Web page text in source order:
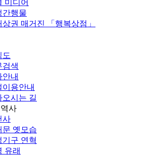
미디어
간행물
상권 매거진 「행복상점」
도
검색
안내
이용안내
오시는 길
사
사
문 옛모습
기구 연혁
유래